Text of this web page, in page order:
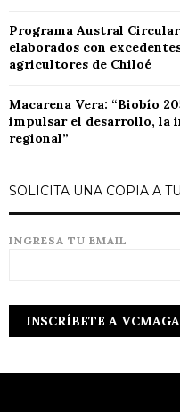
Programa Austral
elaborados con
agricultores de Chiloé
Macarena Vera: “Biobío
impulsar el desarrollo, la
regional”
SOLICITA UNA COPIA A
INGRESA TU EMAIL